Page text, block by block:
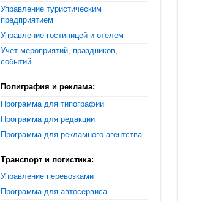
Управление туристическим
предприятием
Управление гостиницей и отелем
Учет мероприятий, праздников,
событий
Полиграфия и реклама:
Программа для типографии
Программа для редакции
Программа для рекламного агентства
Транспорт и логистика:
Управление перевозками
Программа для автосервиса